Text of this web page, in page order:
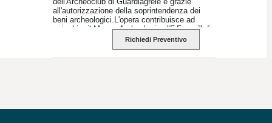
all'autorizzazione della soprintendenza dei
beni archeologici.L'opera contribuisce ad
arricchire il Museo Archeologico "F.Ferrari" di
Guardiagrele ed è fruibile anche per i non
vedenti.Nelle foto l'amico Lucio
Taraborrelli,vera anima del progetto,con
Richiedi Preventivo